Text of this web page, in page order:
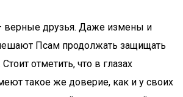
верные друзья. Даже измены и
Псам продолжать защищать
отметить, что в глазах
такое же доверие, как и у своих